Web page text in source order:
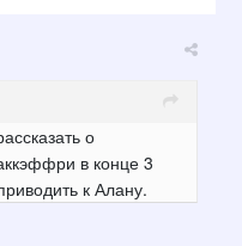
о
в конце 3
к Алану.